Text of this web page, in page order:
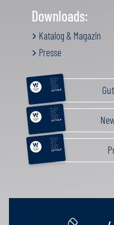
Downloads:
Katalog & Magazin
Presse
RELAX &
BEAUTY
AKTIV
GENUSS
FAMILIE
GUTSCHEIN
RELAX &
BEAUTY
AKTIV
GENUSS
FAMILIE
GUTSCHEIN
RELAX &
BEAUTY
AKTIV
GENUSS
FAMILIE
GUTSCHEIN